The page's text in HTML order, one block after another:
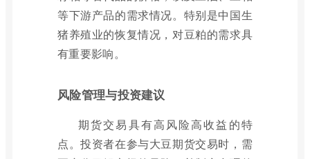
等下游产品的需求情况。特别是中国生
猪养殖业的恢复情况，对豆粕的需求具
有重要影响。
风险管理与投资建议
期货交易具有高风险高收益的特
点。投资者在参与大豆期货交易时，需